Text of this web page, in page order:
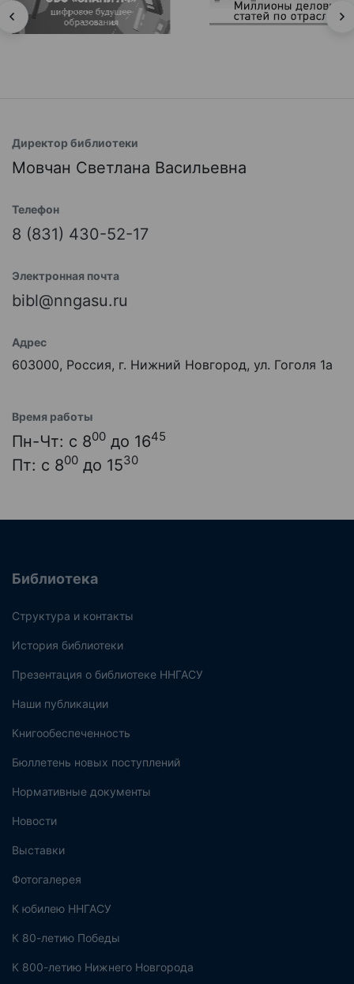
Директор библиотеки
Мовчан Светлана Васильевна
Телефон
8 (831) 430-52-17
Электронная почта
bibl@nngasu.ru
Адрес
603000, Россия, г. Нижний Новгород, ул. Гоголя 1а
Время работы
Пн-Чт: с 800 до 1645
Пт: с 800 до 1530
Библиотека
Структура и контакты
История библиотеки
Презентация о библиотеке ННГАСУ
Наши публикации
Книгообеспеченность
Бюллетень новых поступлений
Нормативные документы
Новости
Выставки
Фотогалерея
К юбилею ННГАСУ
К 80-летию Победы
К 800-летию Нижнего Новгорода